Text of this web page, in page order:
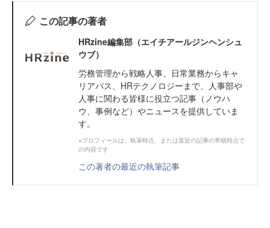
この記事の著者
HRzine編集部（エイチアールジンヘンシュ
ウブ）
労務管理から戦略人事、日常業務からキャ
リアパス、HRテクノロジーまで、人事部や
人事に関わる皆様に役立つ記事（ノウハ
ウ、事例など）やニュースを提供していま
す。
※プロフィールは、執筆時点、または直近の記事の寄稿時点で
の内容です
この著者の最近の執筆記事